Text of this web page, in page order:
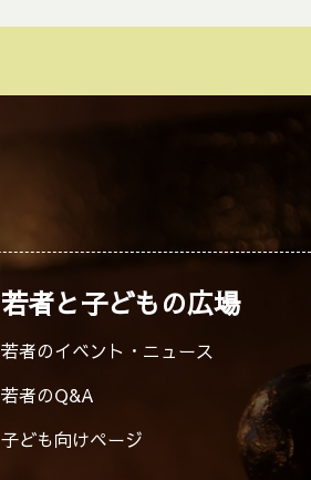
だ
い。
若者と子どもの広場
若者のイベント・ニュース
若者のQ&A
子ども向けページ